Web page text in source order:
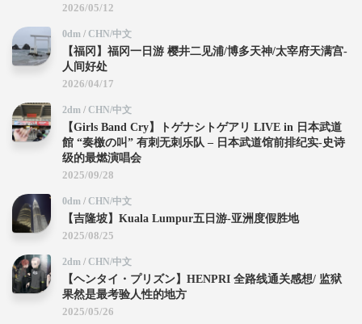
2026/05/12
0dm / CHN/中文
【福冈】福冈一日游 樱井二见浦/博多天神/太宰府天满宫-
人间好处
2026/04/17
2dm / CHN/中文
【Girls Band Cry】トゲナシトゲアリ LIVE in 日本武道
館 “奏檄の叫” 有刺无刺乐队 – 日本武道馆前排纪实-史诗
级的最燃演唱会
2025/09/28
0dm / CHN/中文
【吉隆坡】Kuala Lumpur五日游-亚洲度假胜地
2025/08/25
2dm / CHN/中文
【ヘンタイ・プリズン】HENPRI 全路线通关感想/ 监狱
果然是最考验人性的地方
2025/05/26